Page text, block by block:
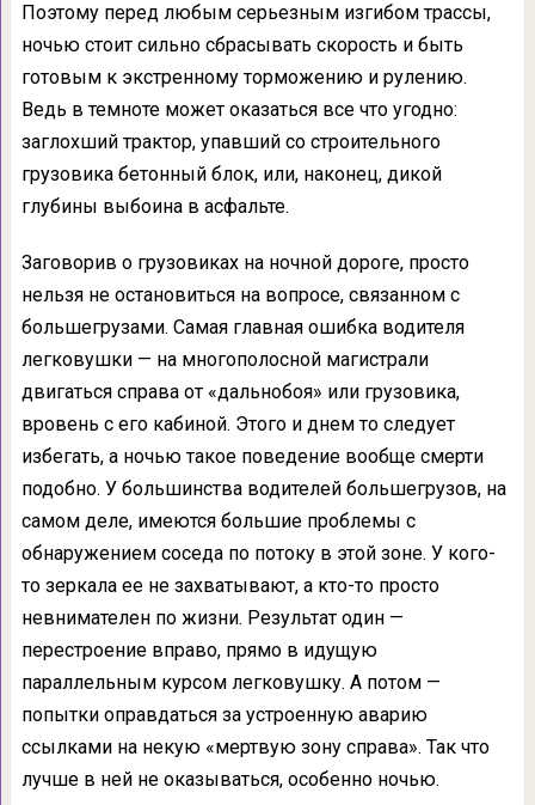
Поэтому перед любым серьезным изгибом трассы,
ночью стоит сильно сбрасывать скорость и быть
готовым к экстренному торможению и рулению.
Ведь в темноте может оказаться все что угодно:
заглохший трактор, упавший со строительного
грузовика бетонный блок, или, наконец, дикой
глубины выбоина в асфальте.
Заговорив о грузовиках на ночной дороге, просто
нельзя не остановиться на вопросе, связанном с
большегрузами. Самая главная ошибка водителя
легковушки — на многополосной магистрали
двигаться справа от «дальнобоя» или грузовика,
вровень с его кабиной. Этого и днем то следует
избегать, а ночью такое поведение вообще смерти
подобно. У большинства водителей большегрузов, на
самом деле, имеются большие проблемы с
обнаружением соседа по потоку в этой зоне. У кого-
то зеркала ее не захватывают, а кто-то просто
невнимателен по жизни. Результат один —
перестроение вправо, прямо в идущую
параллельным курсом легковушку. А потом —
попытки оправдаться за устроенную аварию
ссылками на некую «мертвую зону справа». Так что
лучше в ней не оказываться, особенно ночью.